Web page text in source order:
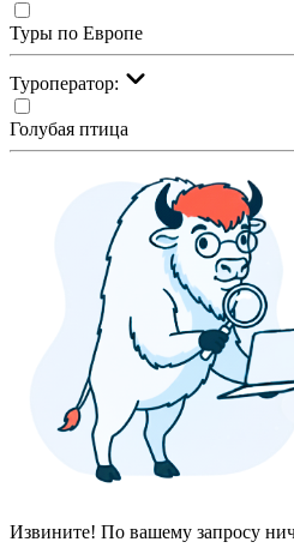
Туры по Европе
Туроператор:
Голубая птица
Извините! По вашему запросу